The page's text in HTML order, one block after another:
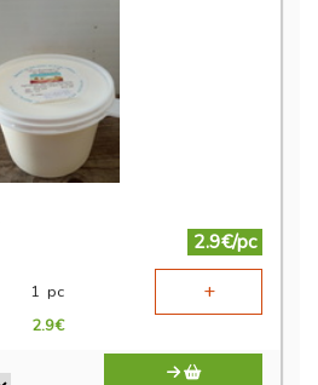
2.9€/pc
1 pc +
2.9€